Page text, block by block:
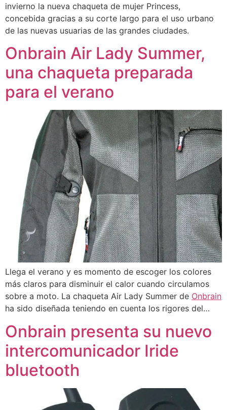
invierno la nueva chaqueta de mujer Princess,
concebida gracias a su corte largo para el uso urbano
de las nuevas usuarias de las grandes ciudades.
Onbrain Air Lady Summer,
una chaqueta preparada
para el verano
Llega el verano y es momento de escoger los colores
más claros para disminuir el calor cuando circulamos
sobre a moto. La chaqueta Air Lady Summer de Onbrain
ha sido diseñada teniendo en cuenta los rigores del…
Onbrain presenta su nuevo
intercomunicador Iride
bluetooth